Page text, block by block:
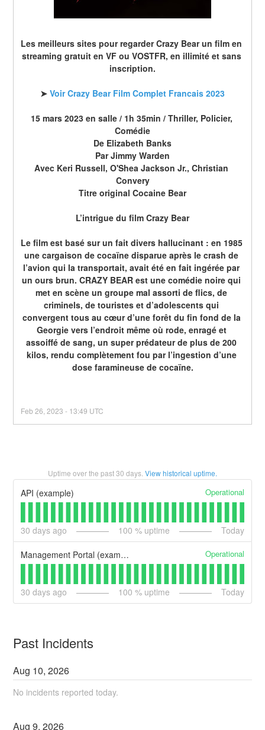
Les meilleurs sites pour regarder Crazy Bear un film en
streaming gratuit en VF ou VOSTFR, en illimité et sans
inscription.
➤ Voir Crazy Bear Film Complet Francais 2023
15 mars 2023 en salle / 1h 35min / Thriller, Policier,
Comédie
De Elizabeth Banks
Par Jimmy Warden
Avec Keri Russell, O'Shea Jackson Jr., Christian
Convery
Titre original Cocaine Bear
L’intrigue du film Crazy Bear
Le film est basé sur un fait divers hallucinant : en 1985
une cargaison de cocaïne disparue après le crash de
l’avion qui la transportait, avait été en fait ingérée par
un ours brun. CRAZY BEAR est une comédie noire qui
met en scène un groupe mal assorti de flics, de
criminels, de touristes et d’adolescents qui
convergent tous au cœur d’une forêt du fin fond de la
Georgie vers l’endroit même où rode, enragé et
assoiffé de sang, un super prédateur de plus de 200
kilos, rendu complètement fou par l’ingestion d’une
dose faramineuse de cocaïne.
Feb26 ,2023 - 13:49 UTC
Uptime over the past30 days. View historical uptime.
API (example) Operational
30 days ago 100 % uptime Today
Management Portal (example) Operational
30 days ago 100 % uptime Today
Past Incidents
Aug 10,2026
No incidents reported today.
Aug9,2026